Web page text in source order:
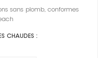
sans plomb, conformes
CHAUDES :